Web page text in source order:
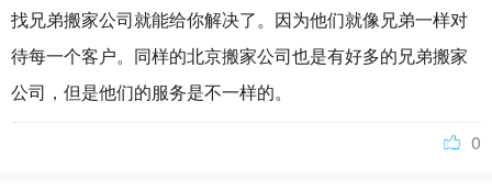
找兄弟搬家公司就能给你解决了。因为他们就像兄弟一样对
待每一个客户。同样的北京搬家公司也是有好多的兄弟搬家
公司，但是他们的服务是不一样的。
0